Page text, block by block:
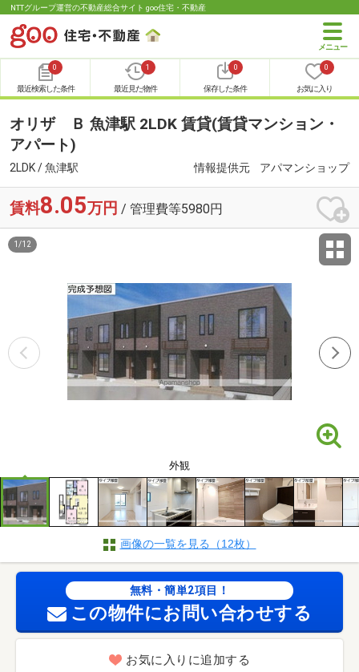
NTTグループ運営の不動産総合サイト goo住宅・不動産
0
最近検索した条件
1
最近見た物件
0
保存した条件
0
お気に入り
オリザ Ｂ 魚津駅 2LDK 賃貸(賃貸マンション・
アパート)
2LDK / 魚津駅 情報提供元 アパマンショップ
賃料8.05万円 / 管理費等5980円
外観
1 /12
画像の一覧を見る（12枚）
無料・簡単2項目！
この物件にお問い合わせする
お気に入りに追加する